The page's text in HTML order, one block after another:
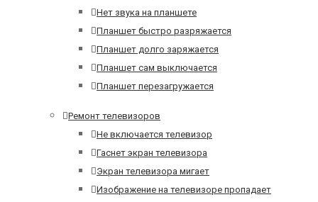
Нет звука на планшете
Планшет быстро разряжается
Планшет долго заряжается
Планшет сам выключается
Планшет перезагружается
Ремонт телевизоров
Не включается телевизор
Гаснет экран телевизора
Экран телевизора мигает
Изображение на телевизоре пропадает